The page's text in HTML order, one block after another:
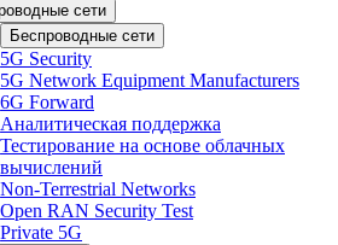
сети
Беспроводные сети
5G Security
5G Network Equipment Manufacturers
6G Forward
Аналитическая поддержка
Тестирование на основе облачных
вычислений
Non-Terrestrial Networks
Open RAN Security Test
Private 5G